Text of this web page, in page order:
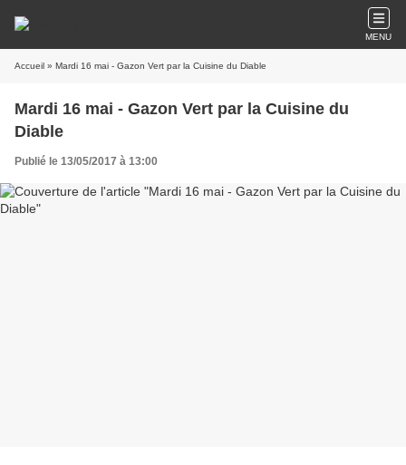
MENU
Accueil » Mardi 16 mai - Gazon Vert par la Cuisine du Diable
Mardi 16 mai - Gazon Vert par la Cuisine du
Diable
Publié le 13/05/2017 à 13:00